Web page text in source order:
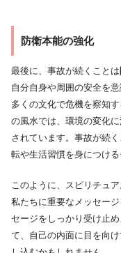
防衛本能の強化
最後に、事故が続くことは
自分自身や周囲の安全を
多くの文化で危機を察知
の風水では、環境の変化
されています。事故が続
転や生活習慣を身につける
このように、スピリチュ
私たちに重要なメッセー
セージをしっかり受け止
て、自己の内面に目を向